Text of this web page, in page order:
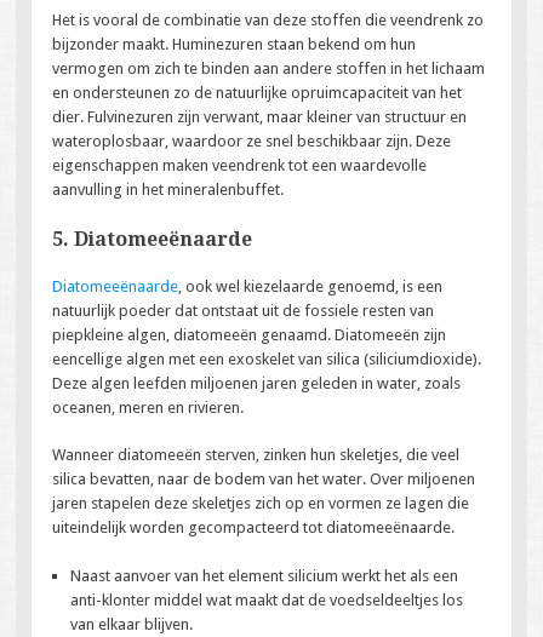
Het is vooral de combinatie van deze stoffen die veendrenk zo
bijzonder maakt. Huminezuren staan bekend om hun
vermogen om zich te binden aan andere stoffen in het lichaam
en ondersteunen zo de natuurlijke opruimcapaciteit van het
dier. Fulvinezuren zijn verwant, maar kleiner van structuur en
wateroplosbaar, waardoor ze snel beschikbaar zijn. Deze
eigenschappen maken veendrenk tot een waardevolle
aanvulling in het mineralenbuffet.
5. Diatomeeënaarde
Diatomeeënaarde , ook wel kiezelaarde genoemd, is een
natuurlijk poeder dat ontstaat uit de fossiele resten van
piepkleine algen, diatomeeën genaamd. Diatomeeën zijn
eencellige algen met een exoskelet van silica (siliciumdioxide).
Deze algen leefden miljoenen jaren geleden in water, zoals
oceanen, meren en rivieren.
Wanneer diatomeeën sterven, zinken hun skeletjes, die veel
silica bevatten, naar de bodem van het water. Over miljoenen
jaren stapelen deze skeletjes zich op en vormen ze lagen die
uiteindelijk worden gecompacteerd tot diatomeeënaarde.
Naast aanvoer van het element silicium werkt het als een
anti-klonter middel wat maakt dat de voedseldeeltjes los
van elkaar blijven.